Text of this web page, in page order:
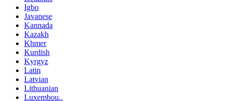
Igbo
Javanese
Kannada
Kazakh
Khmer
Kurdish
Kyrgyz
Latin
Latvian
Lithuanian
Luxembou..